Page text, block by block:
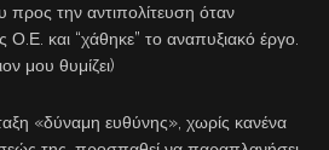
την αντιπολίτευση όταν
και “χάθηκε” το αναπυξιακό έργο.
μου θυμίζει)
«δύναμη ευθύνης», χωρίς κανένα